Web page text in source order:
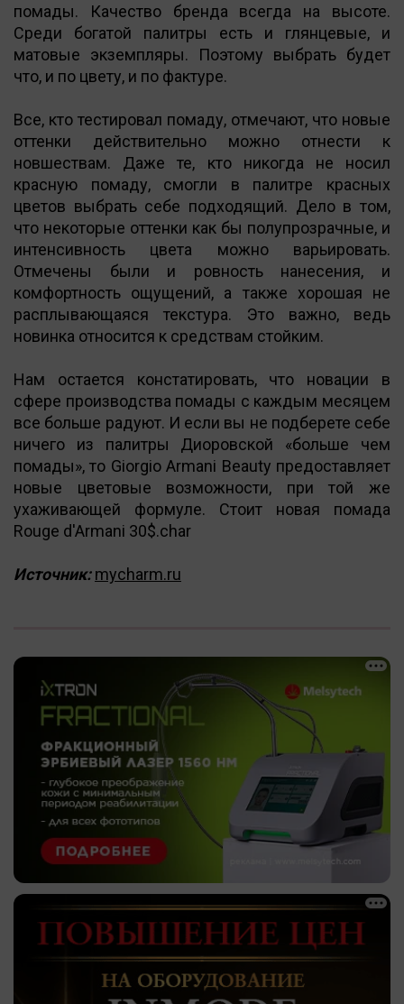
помады. Качество бренда всегда на высоте.
Среди богатой палитры есть и глянцевые, и
матовые экземпляры. Поэтому выбрать будет
что, и по цвету, и по фактуре.
Все, кто тестировал помаду, отмечают, что новые
оттенки действительно можно отнести к
новшествам. Даже те, кто никогда не носил
красную помаду, смогли в палитре красных
цветов выбрать себе подходящий. Дело в том,
что некоторые оттенки как бы полупрозрачные, и
интенсивность цвета можно варьировать.
Отмечены были и ровность нанесения, и
комфортность ощущений, а также хорошая не
расплывающаяся текстура. Это важно, ведь
новинка относится к средствам стойким.
Нам остается констатировать, что новации в
сфере производства помады с каждым месяцем
все больше радуют. И если вы не подберете себе
ничего из палитры Диоровской «больше чем
помады», то Giorgio Armani Beauty предоставляет
новые цветовые возможности, при той же
ухаживающей формуле. Стоит новая помада
Rouge d'Armani 30$.char
Источник: mycharm.ru